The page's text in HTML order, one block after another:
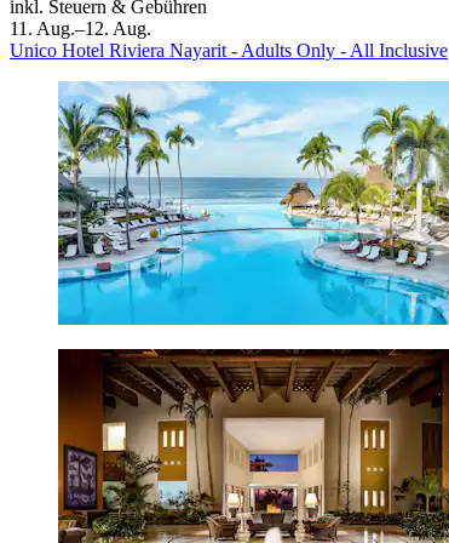
inkl. Steuern & Gebühren
11. Aug.–12. Aug.
Unico Hotel Riviera Nayarit - Adults Only - All Inclusive